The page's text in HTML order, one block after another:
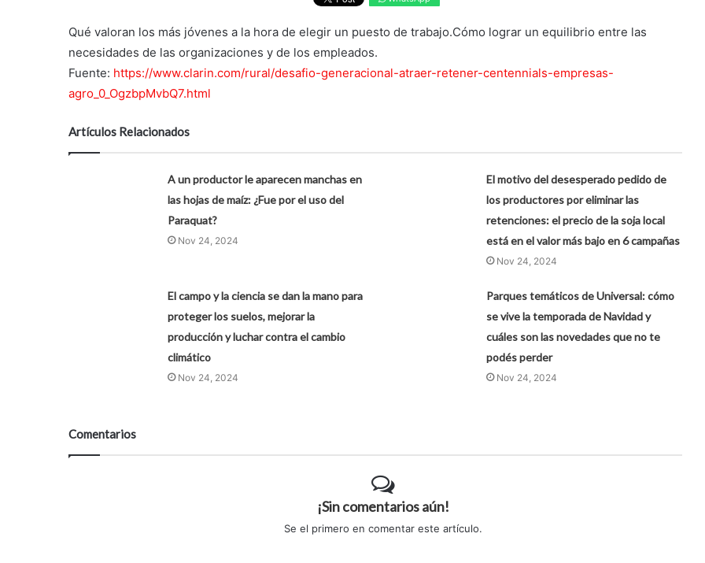
Qué valoran los más jóvenes a la hora de elegir un puesto de trabajo.Cómo lograr un equilibrio entre las
necesidades de las organizaciones y de los empleados.
Fuente: https://www.clarin.com/rural/desafio-generacional-atraer-retener-centennials-empresas-
agro_0_OgzbpMvbQ7.html
Artículos Relacionados
A un productor le aparecen manchas en
las hojas de maíz: ¿Fue por el uso del
Paraquat?
Nov 24, 2024
El motivo del desesperado pedido de
los productores por eliminar las
retenciones: el precio de la soja local
está en el valor más bajo en 6 campañas
Nov 24, 2024
El campo y la ciencia se dan la mano para
proteger los suelos, mejorar la
producción y luchar contra el cambio
climático
Nov 24, 2024
Parques temáticos de Universal: cómo
se vive la temporada de Navidad y
cuáles son las novedades que no te
podés perder
Nov 24, 2024
Comentarios
¡Sin comentarios aún!
Se el primero en comentar este artículo.